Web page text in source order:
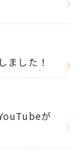
ました！
が